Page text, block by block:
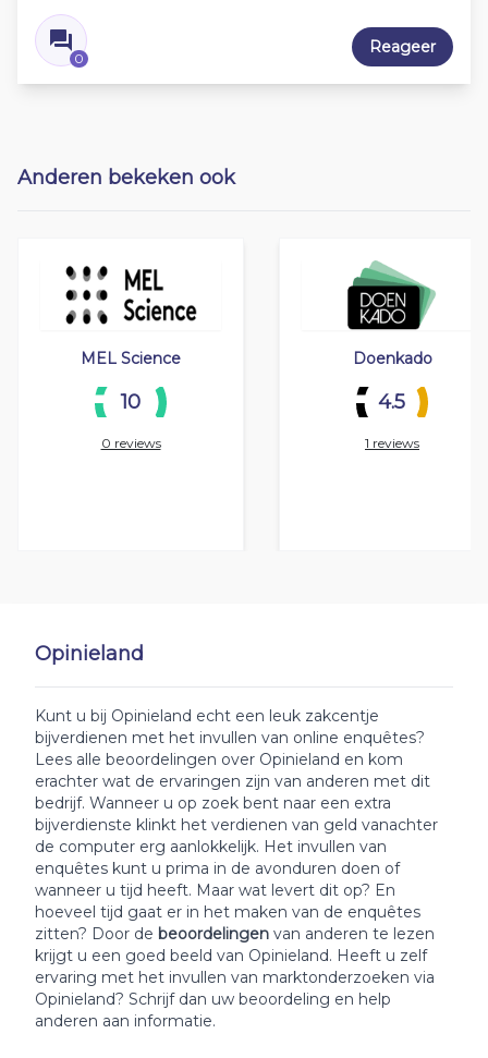
Opinieland
Kunt u bij Opinieland echt een leuk zakcentje
bijverdienen met het invullen van online enquêtes?
Lees alle beoordelingen over Opinieland en kom
erachter wat de ervaringen zijn van anderen met dit
bedrijf. Wanneer u op zoek bent naar een extra
bijverdienste klinkt het verdienen van geld vanachter
de computer erg aanlokkelijk. Het invullen van
enquêtes kunt u prima in de avonduren doen of
wanneer u tijd heeft. Maar wat levert dit op? En
hoeveel tijd gaat er in het maken van de enquêtes
zitten? Door de beoordelingen van anderen te lezen
krijgt u een goed beeld van Opinieland. Heeft u zelf
ervaring met het invullen van marktonderzoeken via
Opinieland? Schrijf dan uw beoordeling en help
anderen aan informatie.
0
Reageer
Anderen bekeken ook
MEL Science
10
0 reviews
Doenkado
4.5
1 reviews